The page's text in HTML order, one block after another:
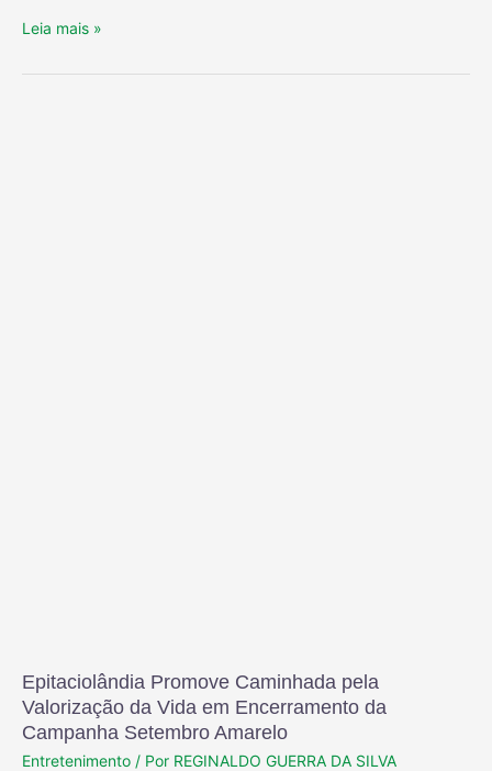
Leia mais »
Epitaciolândia Promove Caminhada pela
Valorização da Vida em Encerramento da
Campanha Setembro Amarelo
Entretenimento / Por REGINALDO GUERRA DA SILVA